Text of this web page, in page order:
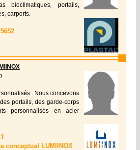
bioclimatiques, portails,
carports.
: Nous concevons
portails, des garde-corps
personnalisés en acier
conceptual LUMIINOX